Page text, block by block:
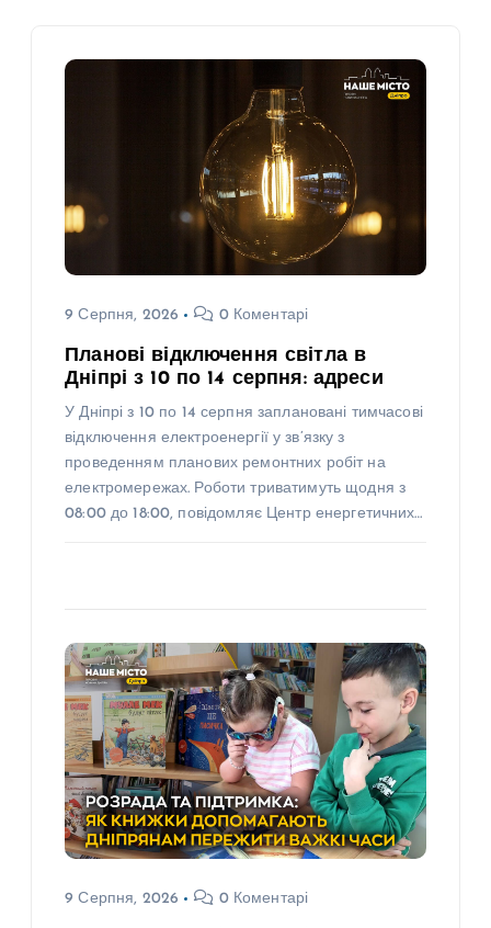
9 Серпня, 2026 0 Коментарі
Планові відключення світла в
Дніпрі з 10 по 14 серпня: адреси
У Дніпрі з 10 по 14 серпня заплановані тимчасові
відключення електроенергії у зв’язку з
проведенням планових ремонтних робіт на
електромережах. Роботи триватимуть щодня з
08:00 до 18:00, повідомляє Центр енергетичних…
9 Серпня, 2026 0 Коментарі